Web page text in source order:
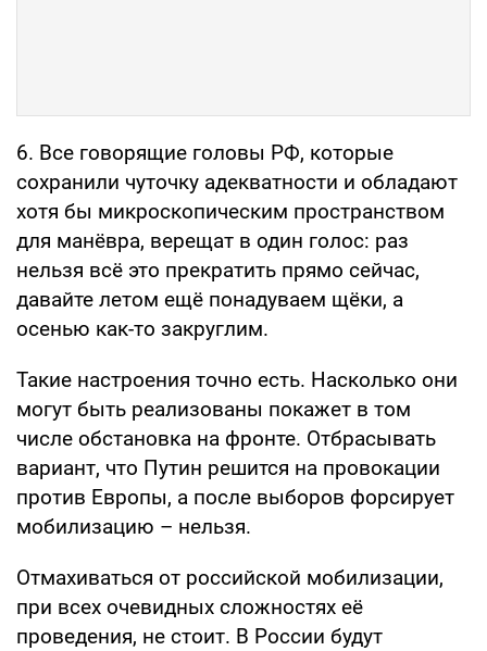
6. Все говорящие головы РФ, которые
сохранили чуточку адекватности и обладают
хотя бы микроскопическим пространством
для манёвра, верещат в один голос: раз
нельзя всё это прекратить прямо сейчас,
давайте летом ещё понадуваем щёки, а
осенью как-то закруглим.
Такие настроения точно есть. Насколько они
могут быть реализованы покажет в том
числе обстановка на фронте. Отбрасывать
вариант, что Путин решится на провокации
против Европы, а после выборов форсирует
мобилизацию – нельзя.
Отмахиваться от российской мобилизации,
при всех очевидных сложностях её
проведения, не стоит. В России будут